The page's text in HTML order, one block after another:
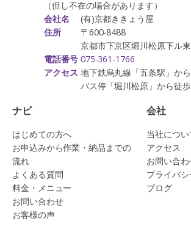
（但し不在の場合があります）
会社名 (有)京都ききょう屋
住所
〒600-8488
京都市下京区堀川松原下ル
電話番号 075-361-1766
アクセス 地下鉄烏丸線「五条駅」か
バス停「堀川松原」から徒
ナビ
はじめての方へ
お申込みから作業・納品までの
流れ
よくある質問
料金・メニュー
お問い合わせ
お客様の声
会社
当社につい
アクセス
お問い合わ
プライバ
ブログ